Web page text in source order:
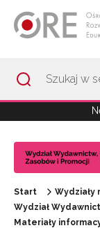
Start
Wydziały
Wydział
Materiały